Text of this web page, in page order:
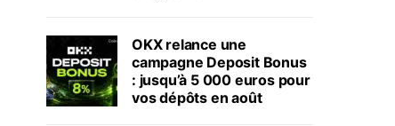
OKX relance une
campagne Deposit Bonus
: jusqu’à 5 000 euros pour
vos dépôts en août